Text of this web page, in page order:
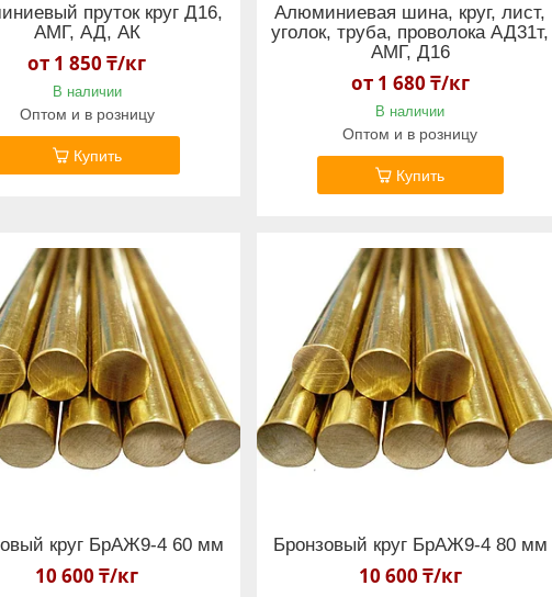
пруток круг Д16,
АМГ, АД, АК
от 1 850 ₸/кг
В наличии
Оптом и в розницу
Купить
Алюминиевая шина, круг, лист,
уголок, труба, проволока АД31т,
АМГ, Д16
от 1 680 ₸/кг
В наличии
Оптом и в розницу
Купить
круг БрАЖ9-4 60 мм
10 600 ₸/кг
Бронзовый круг БрАЖ9-4 80 мм
10 600 ₸/кг